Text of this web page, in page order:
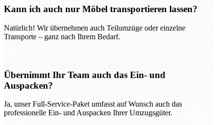
Kann ich auch nur Möbel transportieren lassen?
Natürlich! Wir übernehmen auch Teilumzüge oder einzelne
Transporte – ganz nach Ihrem Bedarf.
Übernimmt Ihr Team auch das Ein- und
Auspacken?
Ja, unser Full-Service-Paket umfasst auf Wunsch auch das
professionelle Ein- und Auspacken Ihrer Umzugsgüter.